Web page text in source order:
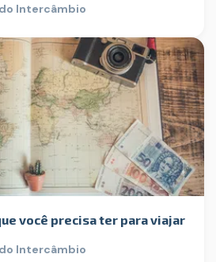
Intercâmbio
você precisa ter para viajar
Intercâmbio